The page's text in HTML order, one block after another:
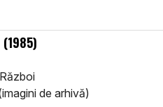
(1985)
de arhivă)